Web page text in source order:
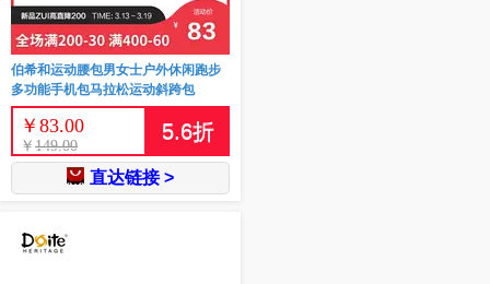
伯希和运动腰包男女士户外休闲跑步
多功能手机包马拉松运动斜跨包
￥ 83.00
￥ 149.00
5.6折
直达链接 >